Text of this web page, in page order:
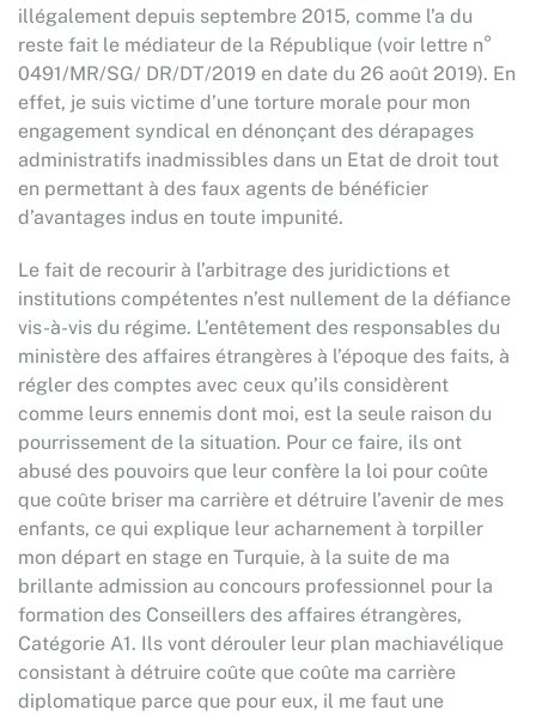
illégalement depuis septembre 2015, comme l’a du
reste fait le médiateur de la République (voir lettre n°
0491/MR/SG/ DR/DT/2019 en date du 26 août 2019). En
effet, je suis victime d’une torture morale pour mon
engagement syndical en dénonçant des dérapages
administratifs inadmissibles dans un Etat de droit tout
en permettant à des faux agents de bénéficier
d’avantages indus en toute impunité.
Le fait de recourir à l’arbitrage des juridictions et
institutions compétentes n’est nullement de la défiance
vis-à-vis du régime. L’entêtement des responsables du
ministère des affaires étrangères à l’époque des faits, à
régler des comptes avec ceux qu’ils considèrent
comme leurs ennemis dont moi, est la seule raison du
pourrissement de la situation. Pour ce faire, ils ont
abusé des pouvoirs que leur confère la loi pour coûte
que coûte briser ma carrière et détruire l’avenir de mes
enfants, ce qui explique leur acharnement à torpiller
mon départ en stage en Turquie, à la suite de ma
brillante admission au concours professionnel pour la
formation des Conseillers des affaires étrangères,
Catégorie A1. Ils vont dérouler leur plan machiavélique
consistant à détruire coûte que coûte ma carrière
diplomatique parce que pour eux, il me faut une